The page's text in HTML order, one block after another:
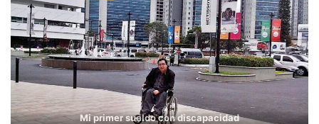
Mi primer sueldo con discapacidad